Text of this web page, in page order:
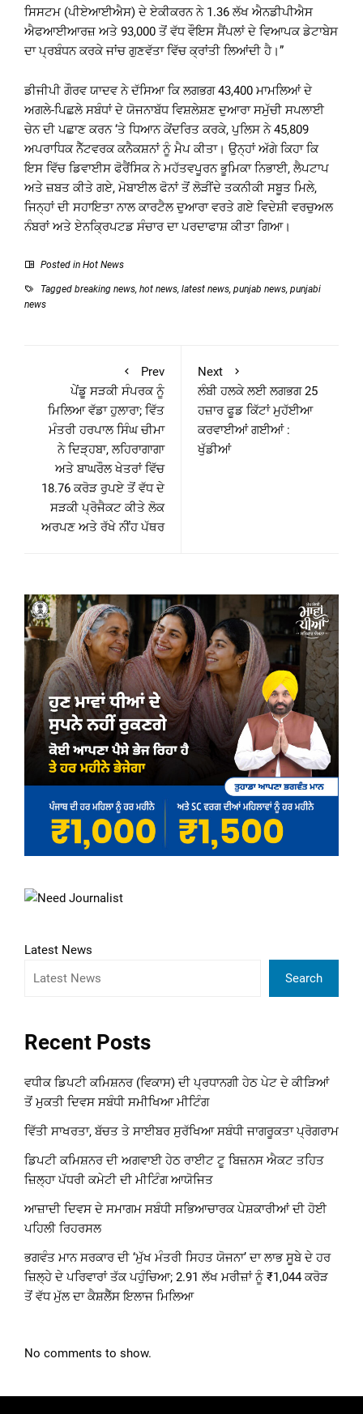
ਸਿਸਟਮ (ਪੀਏਆਈਐਸ) ਦੇ ਏਕੀਕਰਨ ਨੇ 1.36 ਲੱਖ ਐਨਡੀਪੀਐਸ
ਐਫਆਈਆਰਜ਼ ਅਤੇ 93,000 ਤੋਂ ਵੱਧ ਵੌਇਸ ਸੈਂਪਲਾਂ ਦੇ ਵਿਆਪਕ ਡੇਟਾਬੇਸ
ਦਾ ਪ੍ਰਬੰਧਨ ਕਰਕੇ ਜਾਂਚ ਗੁਣਵੱਤਾ ਵਿੱਚ ਕ੍ਰਾਂਤੀ ਲਿਆਂਦੀ ਹੈ।”
ਡੀਜੀਪੀ ਗੌਰਵ ਯਾਦਵ ਨੇ ਦੱਸਿਆ ਕਿ ਲਗਭਗ 43,400 ਮਾਮਲਿਆਂ ਦੇ
ਅਗਲੇ-ਪਿਛਲੇ ਸਬੰਧਾਂ ਦੇ ਯੋਜਨਾਬੱਧ ਵਿਸ਼ਲੇਸ਼ਣ ਦੁਆਰਾ ਸਮੁੱਚੀ ਸਪਲਾਈ
ਚੇਨ ਦੀ ਪਛਾਣ ਕਰਨ ‘ਤੇ ਧਿਆਨ ਕੇਂਦਰਿਤ ਕਰਕੇ, ਪੁਲਿਸ ਨੇ 45,809
ਅਪਰਾਧਿਕ ਨੈੱਟਵਰਕ ਕਨੈਕਸ਼ਨਾਂ ਨੂੰ ਮੈਪ ਕੀਤਾ। ਉਨ੍ਹਾਂ ਅੱਗੇ ਕਿਹਾ ਕਿ
ਇਸ ਵਿੱਚ ਡਿਵਾਈਸ ਫੋਰੈਂਸਿਕ ਨੇ ਮਹੱਤਵਪੂਰਨ ਭੂਮਿਕਾ ਨਿਭਾਈ, ਲੈਪਟਾਪ
ਅਤੇ ਜ਼ਬਤ ਕੀਤੇ ਗਏ, ਮੋਬਾਈਲ ਫੋਨਾਂ ਤੋਂ ਲੋੜੀਂਦੇ ਤਕਨੀਕੀ ਸਬੂਤ ਮਿਲੇ,
ਜਿਨ੍ਹਾਂ ਦੀ ਸਹਾਇਤਾ ਨਾਲ ਕਾਰਟੈਲ ਦੁਆਰਾ ਵਰਤੇ ਗਏ ਵਿਦੇਸ਼ੀ ਵਰਚੁਅਲ
ਨੰਬਰਾਂ ਅਤੇ ਏਨਕ੍ਰਿਪਟਡ ਸੰਚਾਰ ਦਾ ਪਰਦਾਫਾਸ਼ ਕੀਤਾ ਗਿਆ।
Posted in Hot News
Tagged breaking news, hot news, latest news, punjab news, punjabi
news
Prev
ਪੇਂਡੂ ਸੜਕੀ ਸੰਪਰਕ ਨੂੰ
ਮਿਲਿਆ ਵੱਡਾ ਹੁਲਾਰਾ; ਵਿੱਤ
ਮੰਤਰੀ ਹਰਪਾਲ ਸਿੰਘ ਚੀਮਾ
ਨੇ ਦਿੜ੍ਹਬਾ, ਲਹਿਰਾਗਾਗਾ
ਅਤੇ ਬਾਘਰੌਲ ਖੇਤਰਾਂ ਵਿੱਚ
18.76 ਕਰੋੜ ਰੁਪਏ ਤੋਂ ਵੱਧ ਦੇ
ਸੜਕੀ ਪ੍ਰੋਜੈਕਟ ਕੀਤੇ ਲੋਕ
ਅਰਪਣ ਅਤੇ ਰੱਖੇ ਨੀਂਹ ਪੱਥਰ
Next
ਲੰਬੀ ਹਲਕੇ ਲਈ ਲਗਭਗ 25
ਹਜ਼ਾਰ ਫੂਡ ਕਿੱਟਾਂ ਮੁਹੱਈਆ
ਕਰਵਾਈਆਂ ਗਈਆਂ :
ਖੁੱਡੀਆਂ
Latest News
Search
Recent Posts
ਵਧੀਕ ਡਿਪਟੀ ਕਮਿਸ਼ਨਰ (ਵਿਕਾਸ) ਦੀ ਪ੍ਰਧਾਨਗੀ ਹੇਠ ਪੇਟ ਦੇ ਕੀੜਿਆਂ
ਤੋਂ ਮੁਕਤੀ ਦਿਵਸ ਸਬੰਧੀ ਸਮੀਖਿਆ ਮੀਟਿੰਗ
ਵਿੱਤੀ ਸਾਖਰਤਾ, ਬੱਚਤ ਤੇ ਸਾਈਬਰ ਸੁਰੱਖਿਆ ਸਬੰਧੀ ਜਾਗਰੂਕਤਾ ਪ੍ਰੋਗਰਾਮ
ਡਿਪਟੀ ਕਮਿਸ਼ਨਰ ਦੀ ਅਗਵਾਈ ਹੇਠ ਰਾਈਟ ਟੂ ਬਿਜ਼ਨਸ ਐਕਟ ਤਹਿਤ
ਜ਼ਿਲ੍ਹਾ ਪੱਧਰੀ ਕਮੇਟੀ ਦੀ ਮੀਟਿੰਗ ਆਯੋਜਿਤ
ਆਜ਼ਾਦੀ ਦਿਵਸ ਦੇ ਸਮਾਗਮ ਸਬੰਧੀ ਸਭਿਆਚਾਰਕ ਪੇਸ਼ਕਾਰੀਆਂ ਦੀ ਹੋਈ
ਪਹਿਲੀ ਰਿਹਰਸਲ
ਭਗਵੰਤ ਮਾਨ ਸਰਕਾਰ ਦੀ ‘ਮੁੱਖ ਮੰਤਰੀ ਸਿਹਤ ਯੋਜਨਾ’ ਦਾ ਲਾਭ ਸੂਬੇ ਦੇ ਹਰ
ਜ਼ਿਲ੍ਹੇ ਦੇ ਪਰਿਵਾਰਾਂ ਤੱਕ ਪਹੁੰਚਿਆ; 2.91 ਲੱਖ ਮਰੀਜ਼ਾਂ ਨੂੰ ₹1,044 ਕਰੋੜ
ਤੋਂ ਵੱਧ ਮੁੱਲ ਦਾ ਕੈਸ਼ਲੈੱਸ ਇਲਾਜ ਮਿਲਿਆ
No comments to show.